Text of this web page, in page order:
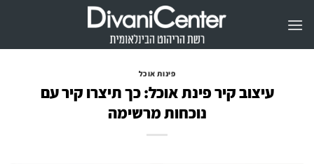
פינות אוכל
עיצוב קיר פינת אוכל: כך תיצרו קיר עם
נוכחות מרשימה